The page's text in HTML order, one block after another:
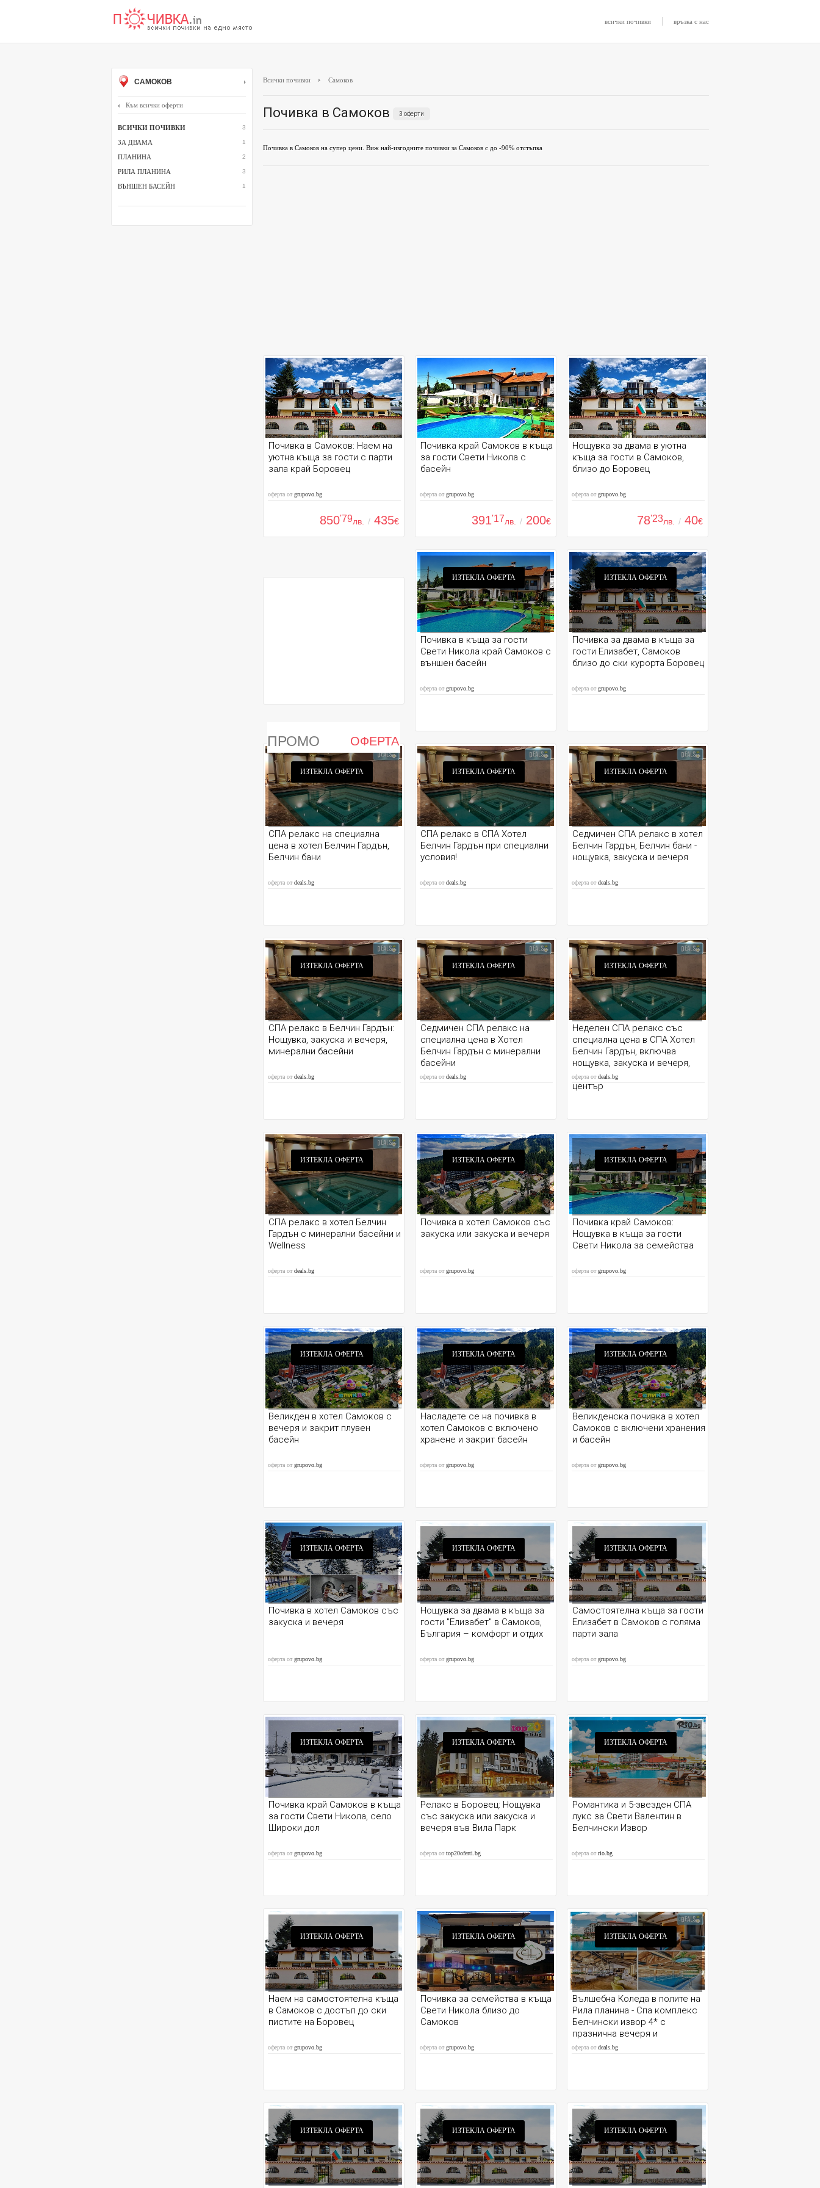
всички почивки | връзка с нас
САМОКОВ
Към всички оферти
ВСИЧКИ ПОЧИВКИ 3
ЗА ДВАМА 1
ПЛАНИНА 2
РИЛА ПЛАНИНА 3
ВЪНШЕН БАСЕЙН 1
Всички почивки Самоков
Почивка в Самоков 3 оферти
Почивка в Самоков на супер цени. Виж най-изгодните почивки за Самоков с до -90% отстъпка
Почивка в Самоков: Наем на
уютна къща за гости с парти
зала край Боровец
оферта от grupovo.bg
850'79лв. / 435€
Почивка край Самоков в къща
за гости Свети Никола с
басейн
оферта от grupovo.bg
391'17лв. / 200€
Нощувка за двама в уютна
къща за гости в Самоков,
близо до Боровец
оферта от grupovo.bg
78'23лв. / 40€
ПРОМО ОФЕРТА
ИЗТЕКЛА ОФЕРТА
Почивка в къща за гости
Свети Никола край Самоков с
външен басейн
оферта от grupovo.bg
ИЗТЕКЛА ОФЕРТА
Почивка за двама в къща за
гости Елизабет, Самоков
близо до ски курорта Боровец
оферта от grupovo.bg
ИЗТЕКЛА ОФЕРТА
СПА релакс на специална
цена в хотел Белчин Гардън,
Белчин бани
оферта от deals.bg
ИЗТЕКЛА ОФЕРТА
СПА релакс в СПА Хотел
Белчин Гардън при специални
условия!
оферта от deals.bg
ИЗТЕКЛА ОФЕРТА
Седмичен СПА релакс в хотел
Белчин Гардън, Белчин бани -
нощувка, закуска и вечеря
оферта от deals.bg
ИЗТЕКЛА ОФЕРТА
СПА релакс в Белчин Гардън:
Нощувка, закуска и вечеря,
минерални басейни
оферта от deals.bg
ИЗТЕКЛА ОФЕРТА
Седмичен СПА релакс на
специална цена в Хотел
Белчин Гардън с минерални
басейни
оферта от deals.bg
ИЗТЕКЛА ОФЕРТА
Неделен СПА релакс със
специална цена в СПА Хотел
Белчин Гардън, включва
нощувка, закуска и вечеря,
минерални басейни и уелнес
център
оферта от deals.bg
ИЗТЕКЛА ОФЕРТА
СПА релакс в хотел Белчин
Гардън с минерални басейни и
Wellness
оферта от deals.bg
ИЗТЕКЛА ОФЕРТА
Почивка в хотел Самоков със
закуска или закуска и вечеря
оферта от grupovo.bg
ИЗТЕКЛА ОФЕРТА
Почивка край Самоков:
Нощувка в къща за гости
Свети Никола за семейства
оферта от grupovo.bg
ИЗТЕКЛА ОФЕРТА
Великден в хотел Самоков с
вечеря и закрит плувен
басейн
оферта от grupovo.bg
ИЗТЕКЛА ОФЕРТА
Насладете се на почивка в
хотел Самоков с включено
хранене и закрит басейн
оферта от grupovo.bg
ИЗТЕКЛА ОФЕРТА
Великденска почивка в хотел
Самоков с включени хранения
и басейн
оферта от grupovo.bg
ИЗТЕКЛА ОФЕРТА
Почивка в хотел Самоков със
закуска и вечеря
оферта от grupovo.bg
ИЗТЕКЛА ОФЕРТА
Нощувка за двама в къща за
гости "Елизабет" в Самоков,
България – комфорт и отдих
оферта от grupovo.bg
ИЗТЕКЛА ОФЕРТА
Самостоятелна къща за гости
Елизабет в Самоков с голяма
парти зала
оферта от grupovo.bg
ИЗТЕКЛА ОФЕРТА
Почивка край Самоков в къща
за гости Свети Никола, село
Широки дол
оферта от grupovo.bg
ИЗТЕКЛА ОФЕРТА
Релакс в Борoвец: Нощувка
със закуска или закуска и
вечеря във Вила Парк
оферта от top20oferti.bg
ИЗТЕКЛА ОФЕРТА
Романтика и 5-звезден СПА
лукс за Свети Валентин в
Белчински Извор
оферта от rio.bg
ИЗТЕКЛА ОФЕРТА
Наем на самостоятелна къща
в Самоков с достъп до ски
пистите на Боровец
оферта от grupovo.bg
ИЗТЕКЛА ОФЕРТА
Почивка за семейства в къща
Свети Никола близо до
Самоков
оферта от grupovo.bg
ИЗТЕКЛА ОФЕРТА
Вълшебна Коледа в полите на
Рила планина - Спа комплекс
Белчински извор 4* с
празнична вечеря и
минерални басейни
оферта от deals.bg
ИЗТЕКЛА ОФЕРТА ИЗТЕКЛА ОФЕРТА ИЗТЕКЛА ОФЕРТА